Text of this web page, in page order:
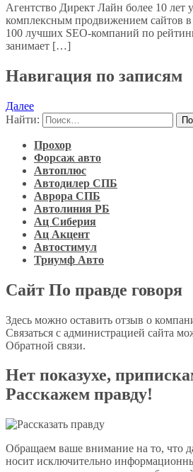
Агентство Директ Лайн более 10 лет
комплексным продвижением сайтов в
100 лучших SEO-компаний по
занимает […]
Навигация по записям
Далее
Найти:
Прохор
Форсаж авто
Автоплюс
Автодилер СПБ
Аврора СПБ
Автолиния РБ
Ац Сиберия
Ац Акцент
Автостимул
Триумф Авто
Сайт По правде говоря
Здесь можно оставить отзыв о
Связаться с администрацией сайта
Обратной связи.
Нет показухе,
Расскажем правду!
Обращаем ваше внимание на то, что
носит исключительно